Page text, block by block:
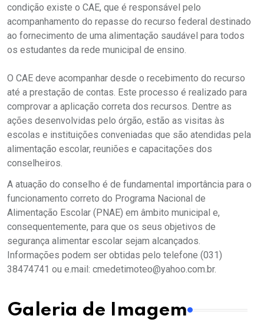
condição existe o CAE, que é responsável pelo
acompanhamento do repasse do recurso federal destinado
ao fornecimento de uma alimentação saudável para todos
os estudantes da rede municipal de ensino.
O CAE deve acompanhar desde o recebimento do recurso
até a prestação de contas. Este processo é realizado para
comprovar a aplicação correta dos recursos. Dentre as
ações desenvolvidas pelo órgão, estão as visitas às
escolas e instituições conveniadas que são atendidas pela
alimentação escolar, reuniões e capacitações dos
conselheiros.
A atuação do conselho é de fundamental importância para o
funcionamento correto do Programa Nacional de
Alimentação Escolar (PNAE) em âmbito municipal e,
consequentemente, para que os seus objetivos de
segurança alimentar escolar sejam alcançados.
Informações podem ser obtidas pelo telefone (031)
38474741 ou e.mail: cmedetimoteo@yahoo.com.br.
Galeria de Imagem